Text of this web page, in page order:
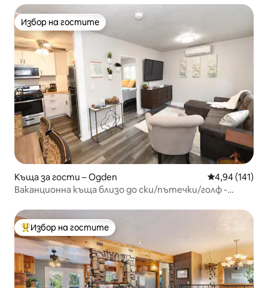
Избор на гостите
Избор на гостите
Къща за гости – Ogden Средна
4,94 (141)
Ваканционна къща близо до ски/пътечки/голф -
Най-популярен избор на гостите
Избор на гостите